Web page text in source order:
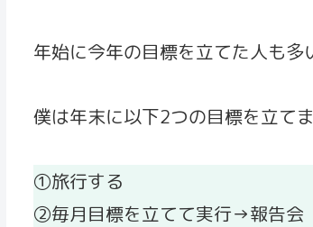
年始に今年の目標を立てた人も
僕は年末に以下2つの目標を立てま
①旅行する
②毎月目標を立てて実行→報告